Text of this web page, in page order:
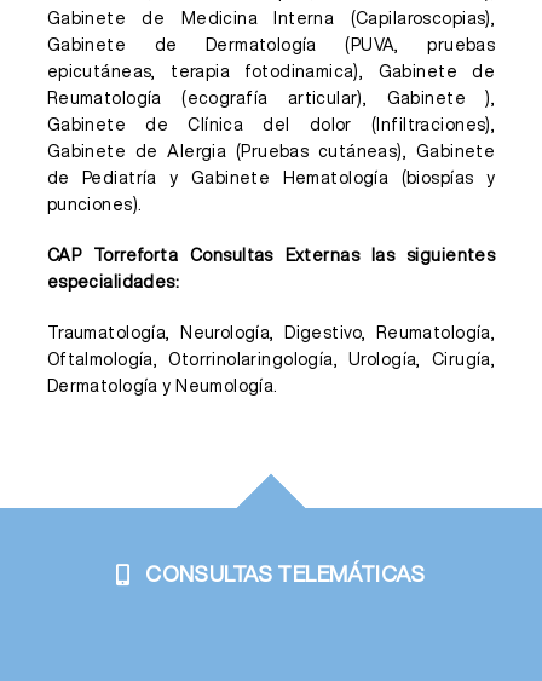
Gabinete de Medicina Interna (Capilaroscopias),
Gabinete de Dermatología (PUVA, pruebas
epicutáneas, terapia fotodinamica), Gabinete de
Reumatología (ecografía articular), Gabinete ),
Gabinete de Clínica del dolor (Infiltraciones),
Gabinete de Alergia (Pruebas cutáneas), Gabinete
de Pediatría y Gabinete Hematología (biospías y
punciones).
CAP Torreforta Consultas Externas las siguientes
especialidades:
Traumatología, Neurología, Digestivo, Reumatología,
Oftalmología, Otorrinolaringología, Urología, Cirugía,
Dermatología y Neumología.
CONSULTAS TELEMÁTICAS